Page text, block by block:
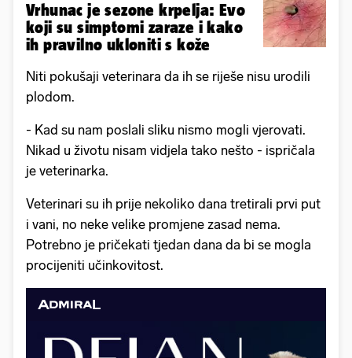
Vrhunac je sezone krpelja: Evo
koji su simptomi zaraze i kako
ih pravilno ukloniti s kože
Niti pokušaji veterinara da ih se riješe nisu urodili
plodom.
- Kad su nam poslali sliku nismo mogli vjerovati.
Nikad u životu nisam vidjela tako nešto - ispričala
je veterinarka.
Veterinari su ih prije nekoliko dana tretirali prvi put
i vani, no neke velike promjene zasad nema.
Potrebno je pričekati tjedan dana da bi se mogla
procijeniti učinkovitost.